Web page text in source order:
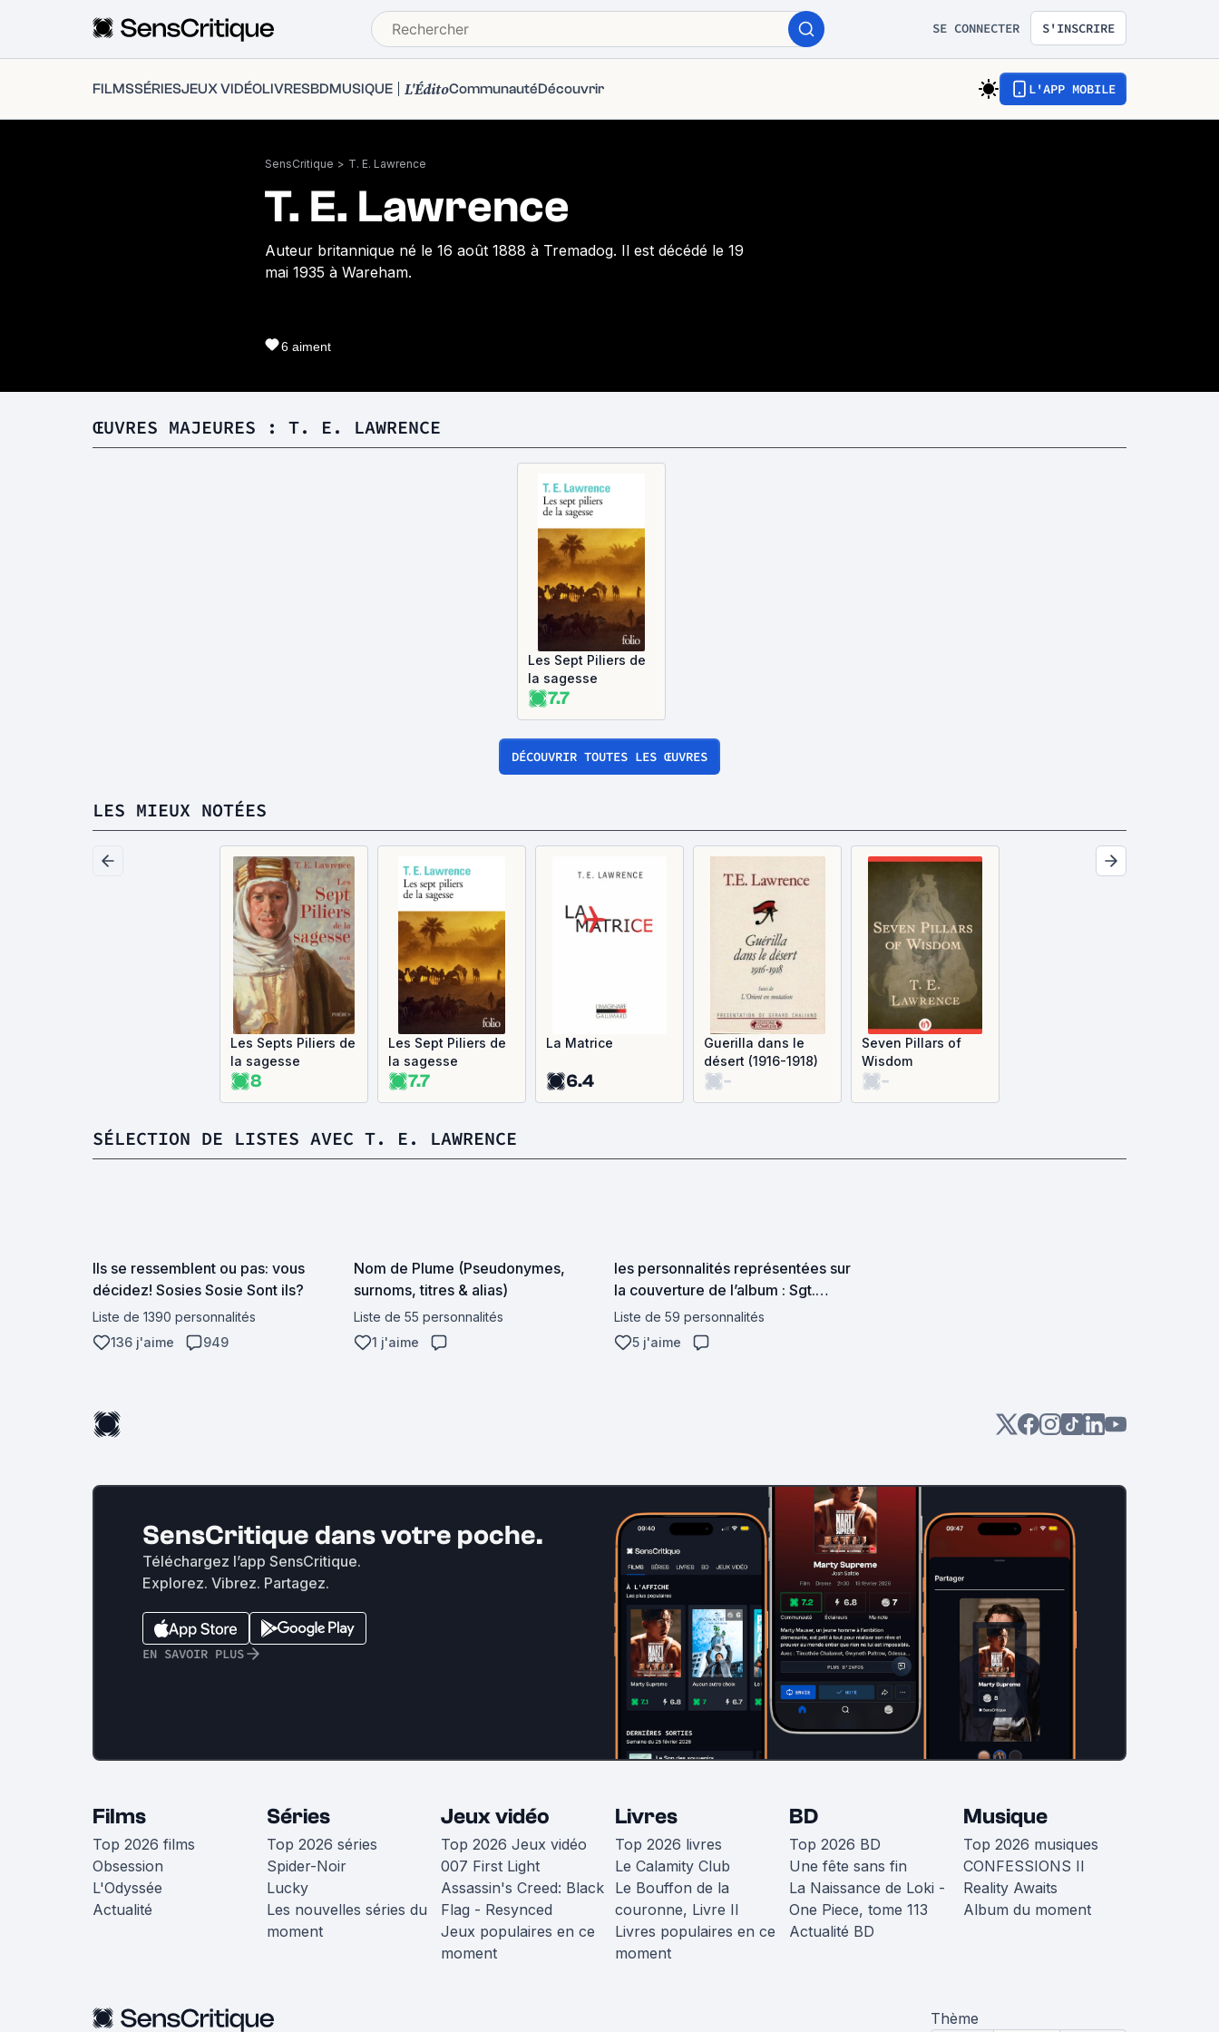
SE CONNECTER S'INSCRIRE
FILMSSÉRIESJEUX VIDÉOLIVRESBDMUSIQUE L'ÉditoCommunautéDécouvrir L'APP MOBILE
SensCritique > T. E. Lawrence
T. E. Lawrence
Auteur britannique né le 16 août 1888 à Tremadog. Il est décédé le 19
mai 1935 à Wareham.
6 aiment
ŒUVRES MAJEURES : T. E. LAWRENCE
Les Sept Piliers de
la sagesse
7.7
DÉCOUVRIR TOUTES LES ŒUVRES
LES MIEUX NOTÉES
Les Septs Piliers de
la sagesse
8
Les Sept Piliers de
la sagesse
7.7
La Matrice
6.4
Guerilla dans le
désert (1916-1918)
-
Seven Pillars of
Wisdom
-
SÉLECTION DE LISTES AVEC T. E. LAWRENCE
Ils se ressemblent ou pas: vous
décidez! Sosies Sosie Sont ils?
Liste de 1390 personnalités
136 j'aime
949
Nom de Plume (Pseudonymes,
surnoms, titres & alias)
Liste de 55 personnalités
1 j'aime
les personnalités représentées sur
la couverture de l’album : Sgt.
Pepper Lonely Heart Club Band
Liste de 59 personnalités
5 j'aime
SensCritique dans votre poche.
Téléchargez l’app SensCritique.
Explorez. Vibrez. Partagez.
EN SAVOIR PLUS
Films
Top 2026 films
Obsession
L'Odyssée
Actualité
Séries
Top 2026 séries
Spider-Noir
Lucky
Les nouvelles séries du
moment
Jeux vidéo
Top 2026 Jeux vidéo
007 First Light
Assassin's Creed: Black
Flag - Resynced
Jeux populaires en ce
moment
Livres
Top 2026 livres
Le Calamity Club
Le Bouffon de la
couronne, Livre II
Livres populaires en ce
moment
BD
Top 2026 BD
Une fête sans fin
La Naissance de Loki -
One Piece, tome 113
Actualité BD
Musique
Top 2026 musiques
CONFESSIONS II
Reality Awaits
Album du moment
Thème